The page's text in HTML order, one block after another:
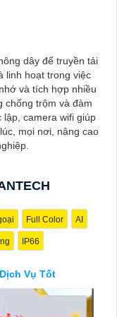
tốt cho ngôi nhà,
bạn.
hơn nữa. Các
tiêu chuẩn chất
dịch vụ tốt và hỗ
kỹ thuật chuyên
pháp camera phù
Vantech Việt
tin tưởng.
dây để truyền tải
linh hoạt trong việc
và tích hợp nhiều
chống trộm và đàm
lập, camera wifi giúp
mọi nơi, nâng cao
Full Color AI
IP66
Vụ Tốt